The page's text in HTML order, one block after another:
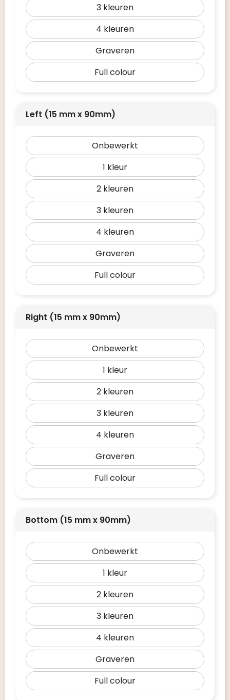
3
4
Graveren
Full colour
Left (15 mm x 90mm)
Onbewerkt
1
2
3
4
Graveren
Full colour
Right (15 mm x 90mm)
Onbewerkt
1
2
3
4
Graveren
Full colour
Bottom (15 mm x 90mm)
Onbewerkt
1
2
3
4
Graveren
Full colour